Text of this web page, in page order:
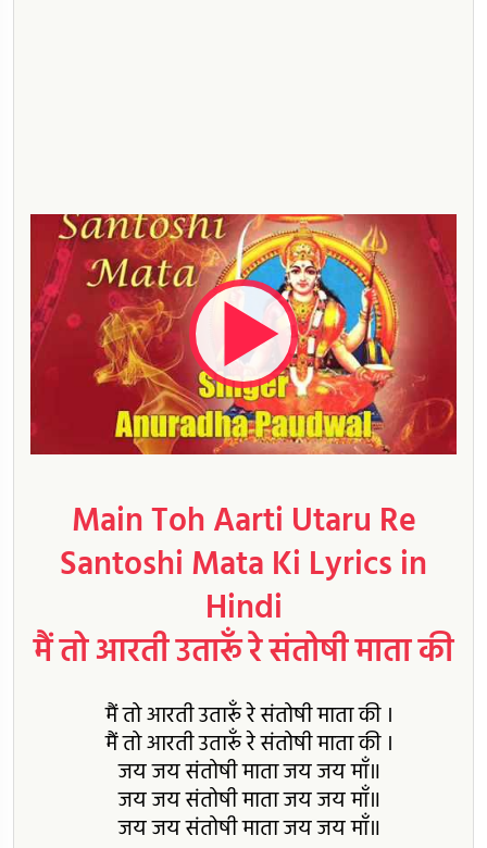
Main Toh Aarti Utaru Re
Santoshi Mata Ki Lyrics in
Hindi
मैं तो आरती उतारूँ रे संतोषी माता की
मैं तो आरती उतारूँ रे संतोषी माता की ।
मैं तो आरती उतारूँ रे संतोषी माता की ।
जय जय संतोषी माता जय जय माँ॥
जय जय संतोषी माता जय जय माँ॥
जय जय संतोषी माता जय जय माँ॥